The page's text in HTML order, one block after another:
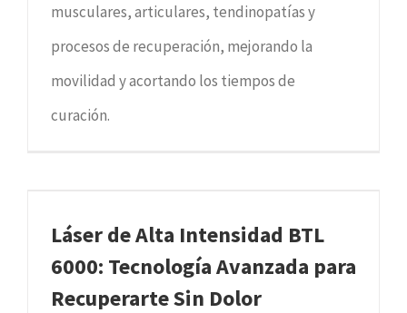
musculares, articulares, tendinopatías y
procesos de recuperación, mejorando la
movilidad y acortando los tiempos de
curación.
Láser de Alta Intensidad BTL
6000: Tecnología Avanzada para
Recuperarte Sin Dolor